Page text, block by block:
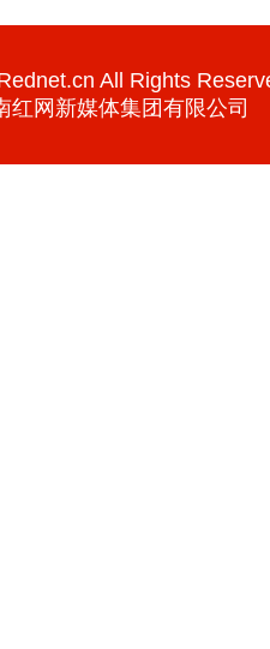
All Rights
红网新媒体集团有限公司